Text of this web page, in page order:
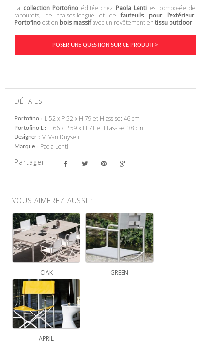
La collection Portofino éditée chez Paola Lenti est composée de
tabourets, de chaises-longue et de fauteuils pour l’extérieur.
Portofinoest en bois massifavec un revêtement en tissu outdoor.
POSER UNE QUESTION SUR CE PRODUIT >
DÉTAILS :
Portofino L 52 x P 52 x H 79 et H assise: 46 cm
Portofino L L 66 x P 59 x H 71 et H assise: 38 cm
Designer V. Van Duysen
Marque Paola Lenti
Partager
VOUS AIMEREZ AUSSI :
CIAK GREEN
APRIL